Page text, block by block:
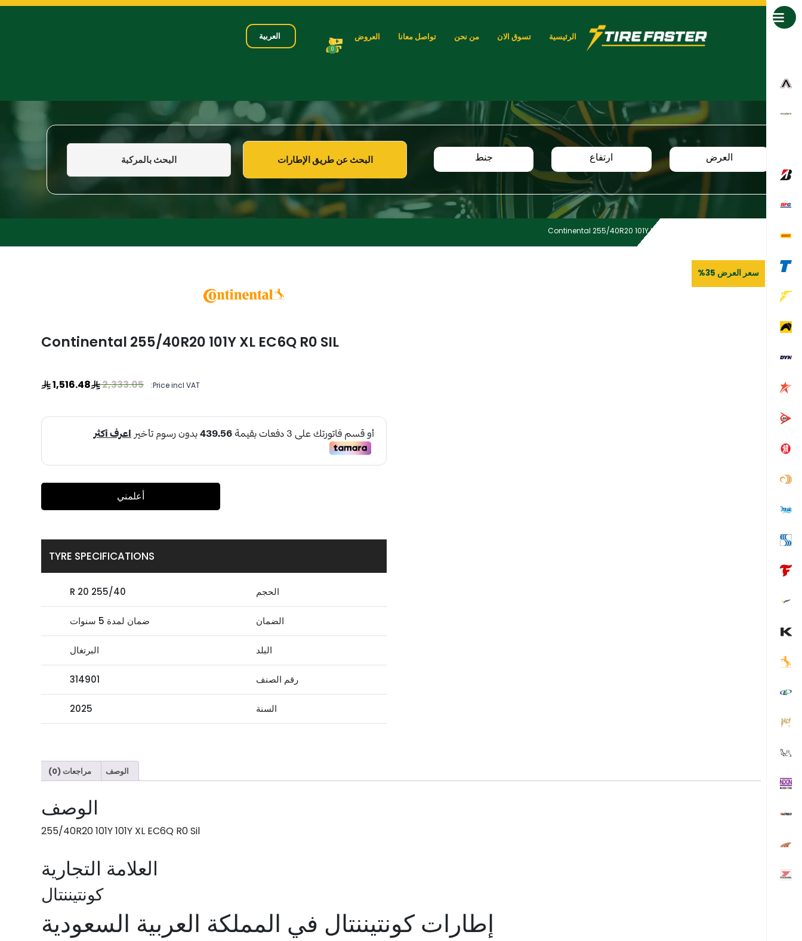
الرئيسية تسوق الان من نحن تواصل معانا العروض
0
العربية
البحث عن طريق الإطارات البحث بالمركبة العرض ارتفاع جنط
Continental 255/40R20 101Y XL EC6Q R0 SIL
سعر العرض 35%
Continental 255/40R20 101Y XL EC6Q R0 SIL
Price incl VAT:
2,333.05
1,516.48
أعلمني
TYRE SPECIFICATIONS
الحجم 255/40 R 20
الضمان ضمان لمدة 5 سنوات
البلد البرتغال
رقم الصنف 314901
السنة 2025
الوصف مراجعات (0)
الوصف
255/40R20 101Y 101Y XL EC6Q R0 Sil
العلامة التجارية
كونتيننتال
إطارات كونتيننتال في المملكة العربية السعودية